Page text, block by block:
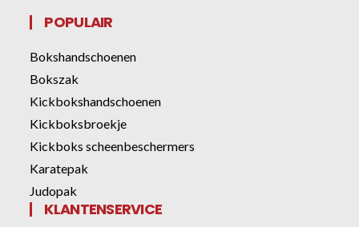
POPULAIR
Bokshandschoenen
Bokszak
Kickbokshandschoenen
Kickboksbroekje
Kickboks scheenbeschermers
Karatepak
Judopak
KLANTENSERVICE